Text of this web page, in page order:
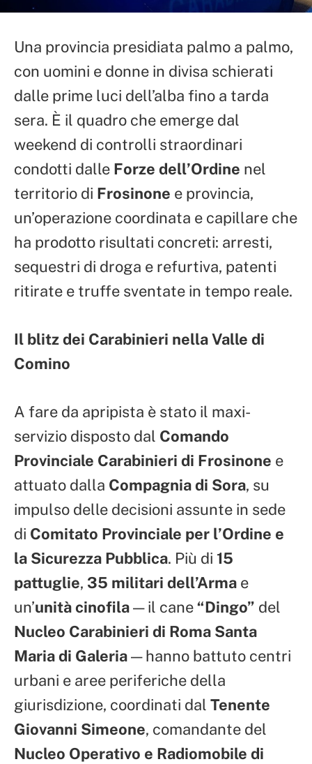
Una provincia presidiata palmo a palmo,
con uomini e donne in divisa schierati
dalle prime luci dell’alba fino a tarda
sera. È il quadro che emerge dal
weekend di controlli straordinari
condotti dalle Forze dell’Ordine nel
territorio di Frosinone e provincia,
un’operazione coordinata e capillare che
ha prodotto risultati concreti: arresti,
sequestri di droga e refurtiva, patenti
ritirate e truffe sventate in tempo reale.
Il blitz dei Carabinieri nella Valle di
Comino
A fare da apripista è stato il maxi-
servizio disposto dal Comando
Provinciale Carabinieri di Frosinone e
attuato dalla Compagnia di Sora, su
impulso delle decisioni assunte in sede
di Comitato Provinciale per l’Ordine e
la Sicurezza Pubblica. Più di 15
pattuglie, 35 militari dell’Arma e
un’unità cinofila— il cane“Dingo” del
Nucleo Carabinieri di Roma Santa
Maria di Galeria— hanno battuto centri
urbani e aree periferiche della
giurisdizione, coordinati dal Tenente
Giovanni Simeone, comandante del
Nucleo Operativo e Radiomobile di